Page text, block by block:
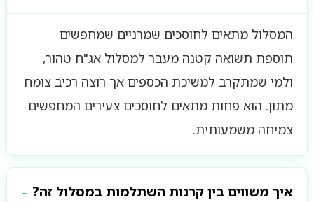
המסלול מתאים לחוסכים שמרניים שמחפשים
תוספת תשואה קטנה מעבר למסלול אג"ח טהור,
ולמי שמתקרב למשיכת הכספים אך רוצה רכיב צומח
מתון. הוא פחות מתאים לחוסכים צעירים המחפשים
צמיחה משמעותית.
איך משווים בין קרנות השתלמות במסלול זה?